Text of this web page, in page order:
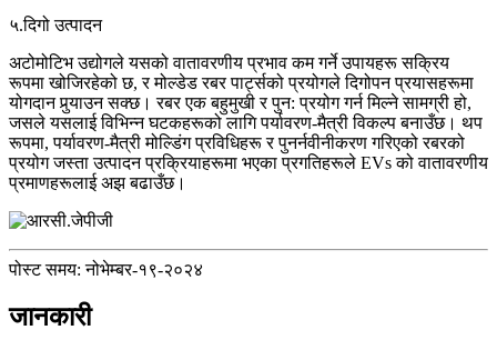
५.दिगो उत्पादन
अटोमोटिभ उद्योगले यसको वातावरणीय प्रभाव कम गर्ने उपायहरू सक्रिय
रूपमा खोजिरहेको छ, र मोल्डेड रबर पार्ट्सको प्रयोगले दिगोपन प्रयासहरूमा
योगदान पुर्‍याउन सक्छ। रबर एक बहुमुखी र पुन: प्रयोग गर्न मिल्ने सामग्री हो,
जसले यसलाई विभिन्न घटकहरूको लागि पर्यावरण-मैत्री विकल्प बनाउँछ। थप
रूपमा, पर्यावरण-मैत्री मोल्डिंग प्रविधिहरू र पुनर्नवीनीकरण गरिएको रबरको
प्रयोग जस्ता उत्पादन प्रक्रियाहरूमा भएका प्रगतिहरूले EVs को वातावरणीय
प्रमाणहरूलाई अझ बढाउँछ।
पोस्ट समय: नोभेम्बर-१९-२०२४
जानकारी